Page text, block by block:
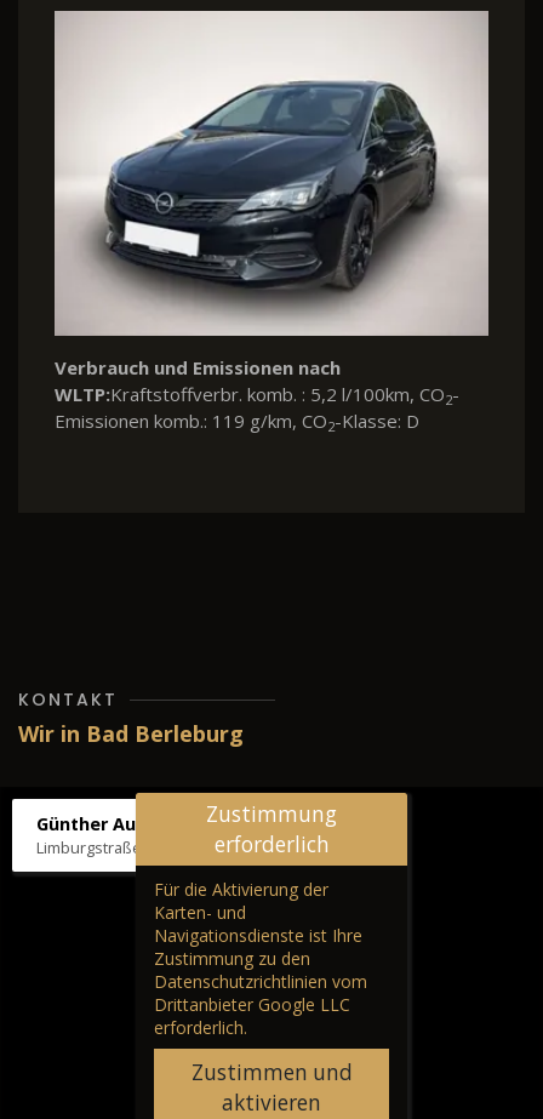
Verbrauch und Emissionen nach
WLTP:Kraftstoffverbr. komb. : 5,2 l/100km, CO2-
Emissionen komb.: 119 g/km, CO2-Klasse: D
KONTAKT
Wir in Bad Berleburg
Günther Autos & Service
Limburgstraße 39, 57319 Bad Berleburg
Zustimmung
erforderlich
Für die Aktivierung der
Karten- und
Navigationsdienste ist Ihre
Zustimmung zu den
Datenschutzrichtlinien vom
Drittanbieter Google LLC
erforderlich.
Zustimmen und
aktivieren